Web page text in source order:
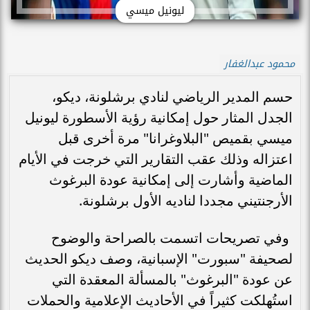
ليونيل ميسي
محمود عبدالغفار
حسم المدير الرياضي لنادي برشلونة، ديكو،
الجدل المثار حول إمكانية رؤية الأسطورة ليونيل
ميسي بقميص "البلاوغرانا" مرة أخرى قبل
اعتزاله وذلك عقب التقارير التي خرجت في الأيام
الماضية وأشارت إلى إمكانية عودة البرغوث
الأرجنتيني مجددا لناديه الأول برشلونة.
وفي تصريحات اتسمت بالصراحة والوضوح
لصحيفة "سبورت" الإسبانية، وصف ديكو الحديث
عن عودة "البرغوث" بالمسألة المعقدة التي
استُهلكت كثيراً في الأحاديث الإعلامية والحملات